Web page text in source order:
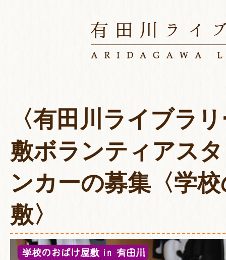
〈有田川ライブラ
敷ボランティアス
ンカーの募集〈学
敷〉